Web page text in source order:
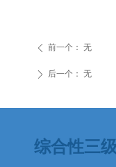
ꄴ 前一个： 无
ꄲ 后一个： 无
综合性三